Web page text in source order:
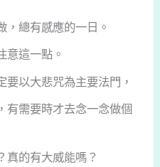
，總有感應的一日。
意這一點。
以大悲咒為主要法門，
有需要時才去念一念做個
真的有大威能嗎？